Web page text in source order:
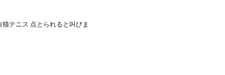
テニス 点とられると叫びま